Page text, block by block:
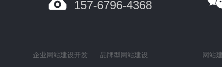
157-6796-4368
企业网站建设开发 品牌型网站建设 网站